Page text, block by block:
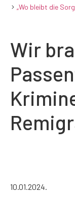
„Wo bleibt die
Wir
10.01.2024.